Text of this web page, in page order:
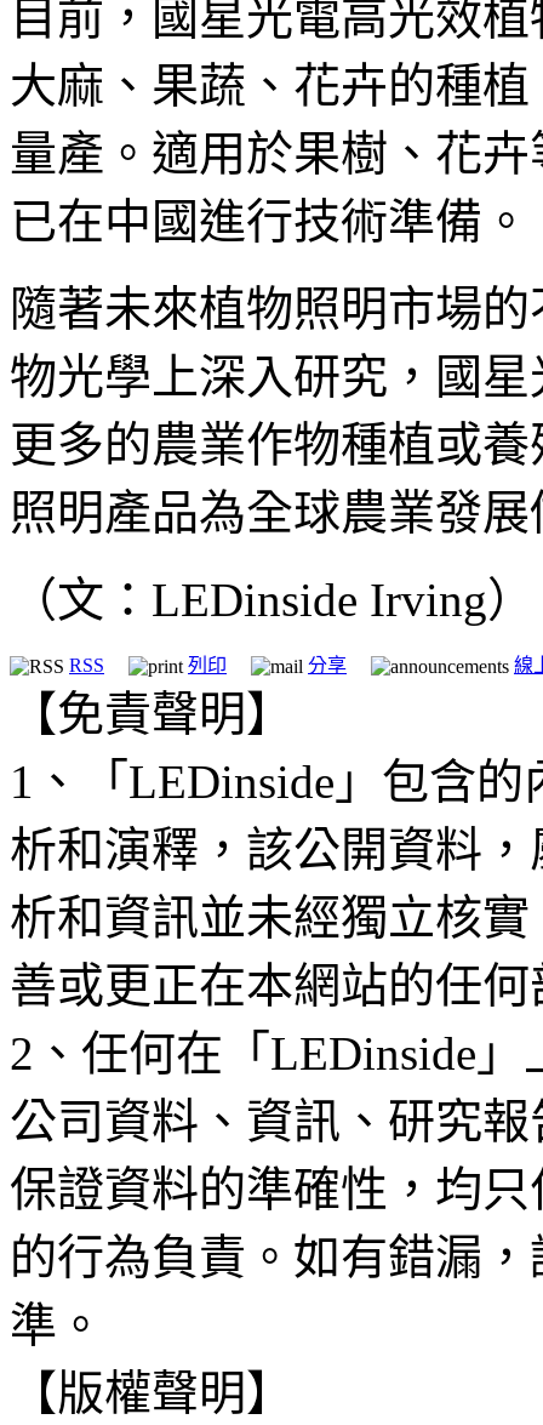
目前，國星光電高光效
大麻、果蔬、花卉的種
量產。適用於果樹、花
已在中國進行技術準備。
隨著未來植物照明市場
物光學上深入研究，國
更多的農業作物種植或
照明產品為全球農業發
（文：LEDinside Irving）
RSS 列印 分享 線
【免責聲明】
1、「LEDinside」包含
析和演釋，該公開資料
析和資訊並未經獨立核
善或更正在本網站的任
2、任何在「LEDinside
公司資料、資訊、研究
保證資料的準確性，均
的行為負責。如有錯漏
準。
【版權聲明】